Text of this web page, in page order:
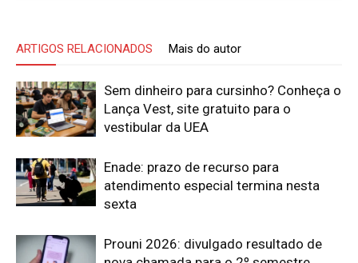
ARTIGOS RELACIONADOS Mais do autor
Sem dinheiro para cursinho? Conheça o
Lança Vest, site gratuito para o
vestibular da UEA
Enade: prazo de recurso para
atendimento especial termina nesta
sexta
Prouni 2026: divulgado resultado de